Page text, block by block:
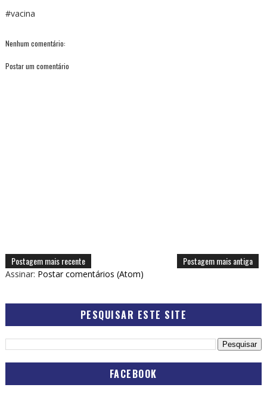
#vacina
Nenhum comentário:
Postar um comentário
Postagem mais recente Postagem mais antiga
Assinar: Postar comentários (Atom)
PESQUISAR ESTE SITE
FACEBOOK